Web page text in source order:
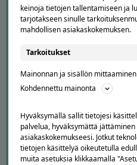
Tilaa uutiskirje
Avoimet työpaikat
Offerilla mediassa
Markkinoi Offerillassa
Vaikuttajayhteistyö
LATAA APPI
keinoja tietojen tallentamiseen ja
tarjotakseen sinulle
mahdollisen asiakaskokemuksen.
Tarkoitukset
Mainonnan ja sisällön mittaaminen
Kohdennettu mainonta
Hyväksymällä sallit tietojesi
palvelua, hyväksymättä
asiakaskokemukseesi. Jotkut
tietojen käsittelyä oikeutetulla
muita asetuksia klikkaamalla